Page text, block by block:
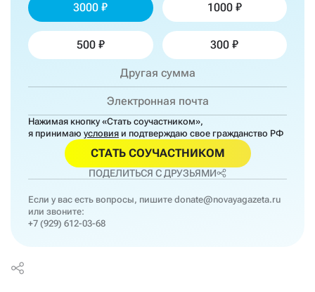
3000 1000
500 300
Нажимая кнопку «Стать соучастником»,
я принимаю условия и подтверждаю свое гражданство РФ
СТАТЬ СОУЧАСТНИКОМ
ПОДЕЛИТЬСЯ С ДРУЗЬЯМИ
Если у вас есть вопросы, пишите donate@novayagazeta.ru
или звоните:
+7 (929) 612-03-68